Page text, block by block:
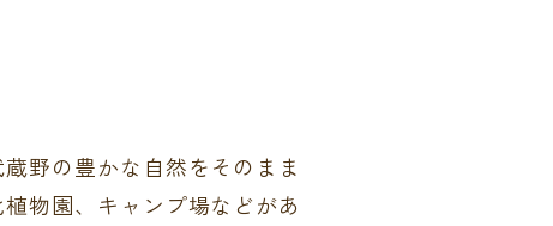
野の豊かな自然をそのまま
物園、キャンプ場などがあ